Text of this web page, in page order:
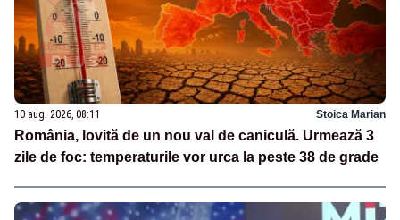
10 aug. 2026, 08:11 Stoica Marian
România, lovită de un nou val de caniculă. Urmează 3
zile de foc: temperaturile vor urca la peste 38 de grade